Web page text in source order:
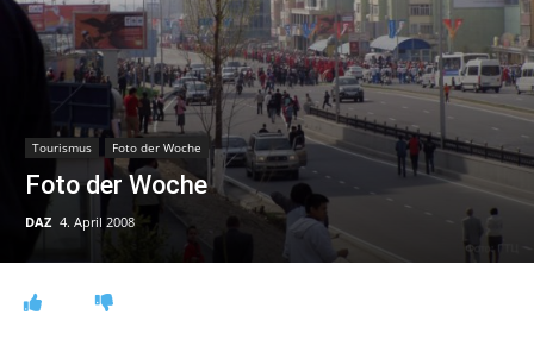
Tourismus Foto der Woche
Foto der Woche
DAZ 4. April 2008